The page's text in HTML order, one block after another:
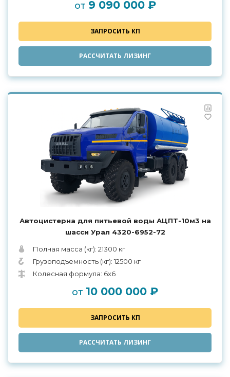
от 9 090 000 ₽
ЗАПРОСИТЬ КП
РАССЧИТАТЬ ЛИЗИНГ
Автоцистерна для питьевой воды АЦПТ-10м3 на
шасси Урал 4320-6952-72
Полная масса (кг): 21300 кг
Грузоподъемность (кг): 12500 кг
Колесная формула: 6x6
от 10 000 000 ₽
ЗАПРОСИТЬ КП
РАССЧИТАТЬ ЛИЗИНГ